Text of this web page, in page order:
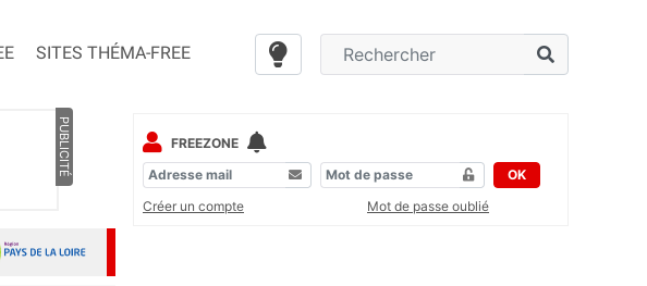
SITES THÉMA-FREE
PUBLICITÉ
FREEZONE
OK
Créer un compte
Mot de passe oublié